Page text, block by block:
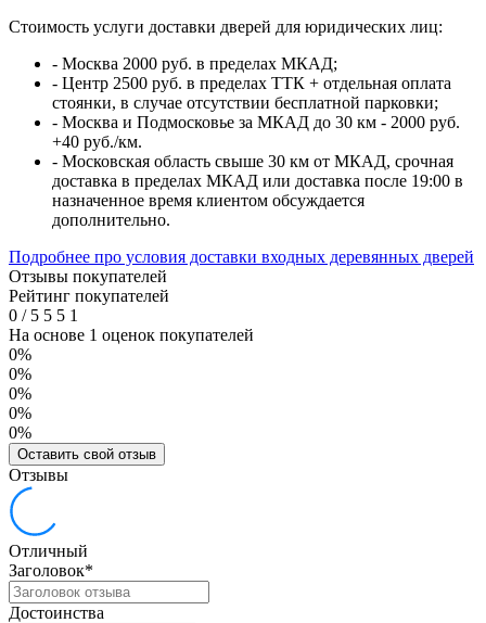
Стоимость услуги доставки дверей для юридических лиц:
- Москва 2000 руб. в пределах МКАД;
- Центр 2500 руб. в пределах ТТК + отдельная оплата
стоянки, в случае отсутствии бесплатной парковки;
- Москва и Подмосковье за МКАД до 30 км - 2000 руб.
+40 руб./км.
- Московская область свыше 30 км от МКАД, срочная
доставка в пределах МКАД или доставка после 19:00 в
назначенное время клиентом обсуждается
дополнительно.
Подробнее про условия доставки входных деревянных дверей
Отзывы покупателей
Рейтинг покупателей
0 /5 5 5 1
На основе 1 оценок покупателей
0%
0%
0%
0%
0%
Оставить свой отзыв
Отзывы
Отличный
Заголовок*
Достоинства